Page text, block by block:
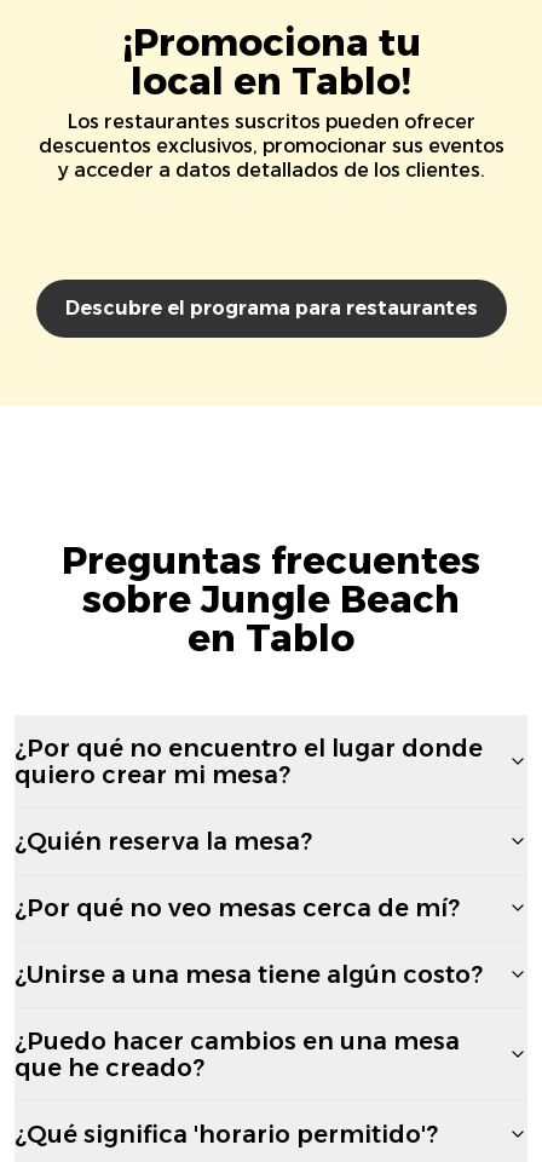
¡Promociona tu
local en Tablo!
Los restaurantes suscritos pueden ofrecer
descuentos exclusivos, promocionar sus eventos
y acceder a datos detallados de los clientes.
Descubre el programa para restaurantes
Preguntas frecuentes
sobre Jungle Beach
en Tablo
¿Por qué no encuentro el lugar donde
quiero crear mi mesa?
¿Quién reserva la mesa?
¿Por qué no veo mesas cerca de mí?
¿Unirse a una mesa tiene algún costo?
¿Puedo hacer cambios en una mesa
que he creado?
¿Qué significa 'horario permitido'?